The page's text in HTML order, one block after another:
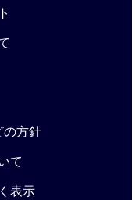
の方針
て
表示